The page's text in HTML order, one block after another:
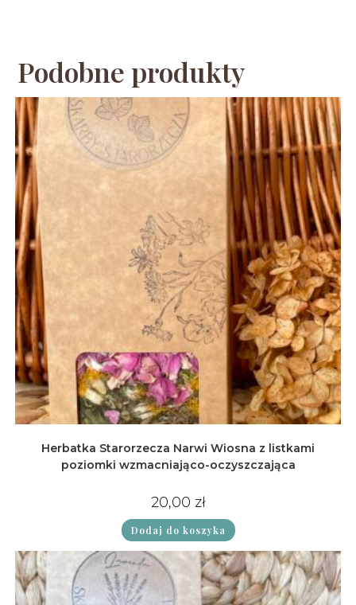
Podobne produkty
Herbatka Starorzecza Narwi Wiosna z listkami
poziomki wzmacniająco-oczyszczająca
20,00 zł
Dodaj do koszyka